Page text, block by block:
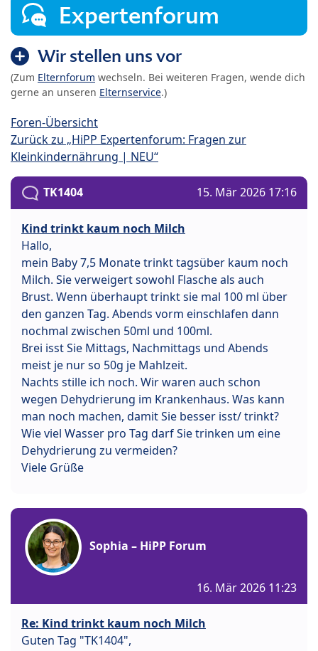
Expertenforum
Wir stellen uns vor
(Zum Elternforum wechseln. Bei weiteren Fragen, wende dich
gerne an unseren Elternservice.)
Foren-Übersicht
Zurück zu „HiPP Expertenforum: Fragen zur
Kleinkindernährung | NEU“
TK1404 15. Mär 2026 17:16
Kind trinkt kaum noch Milch
Hallo,
mein Baby 7,5 Monate trinkt tagsüber kaum noch
Milch. Sie verweigert sowohl Flasche als auch
Brust. Wenn überhaupt trinkt sie mal 100 ml über
den ganzen Tag. Abends vorm einschlafen dann
nochmal zwischen 50ml und 100ml.
Brei isst Sie Mittags, Nachmittags und Abends
meist je nur so 50g je Mahlzeit.
Nachts stille ich noch. Wir waren auch schon
wegen Dehydrierung im Krankenhaus. Was kann
man noch machen, damit Sie besser isst/ trinkt?
Wie viel Wasser pro Tag darf Sie trinken um eine
Dehydrierung zu vermeiden?
Viele Grüße
Sophia – HiPP Forum
16. Mär 2026 11:23
Re: Kind trinkt kaum noch Milch
Guten Tag "TK1404",